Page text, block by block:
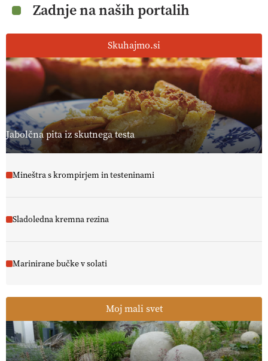
Zadnje na naših portalih
Skuhajmo.si
Jabolčna pita iz skutnega testa
Mineštra s krompirjem in testeninami
Sladoledna kremna rezina
Marinirane bučke v solati
Moj mali svet